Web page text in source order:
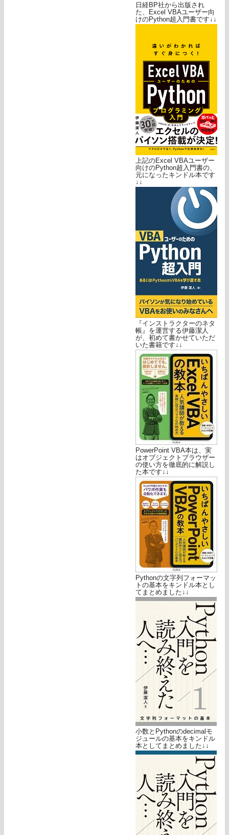
日経BP社から出版され
た、Excel VBAユーザー向
けのPython超入門書です↓↓
上記のExcel VBAユーザー
向けのPython超入門書の、
元になったキンドル本です
↓↓
『インストラクターのネタ
帳』を運営する伊藤潔人
が、初めて書かせていただ
いた書籍です↓↓
PowerPoint VBA本は、実
はオブジェクトブラウザー
の使い方を徹底的に解説し
た本です↓↓
Pythonの文字列フォーマッ
トの基本をキンドル本とし
てまとめました↓↓
小数とPythonのdecimalモ
ジュールの基本をキンドル
本としてまとめました↓↓